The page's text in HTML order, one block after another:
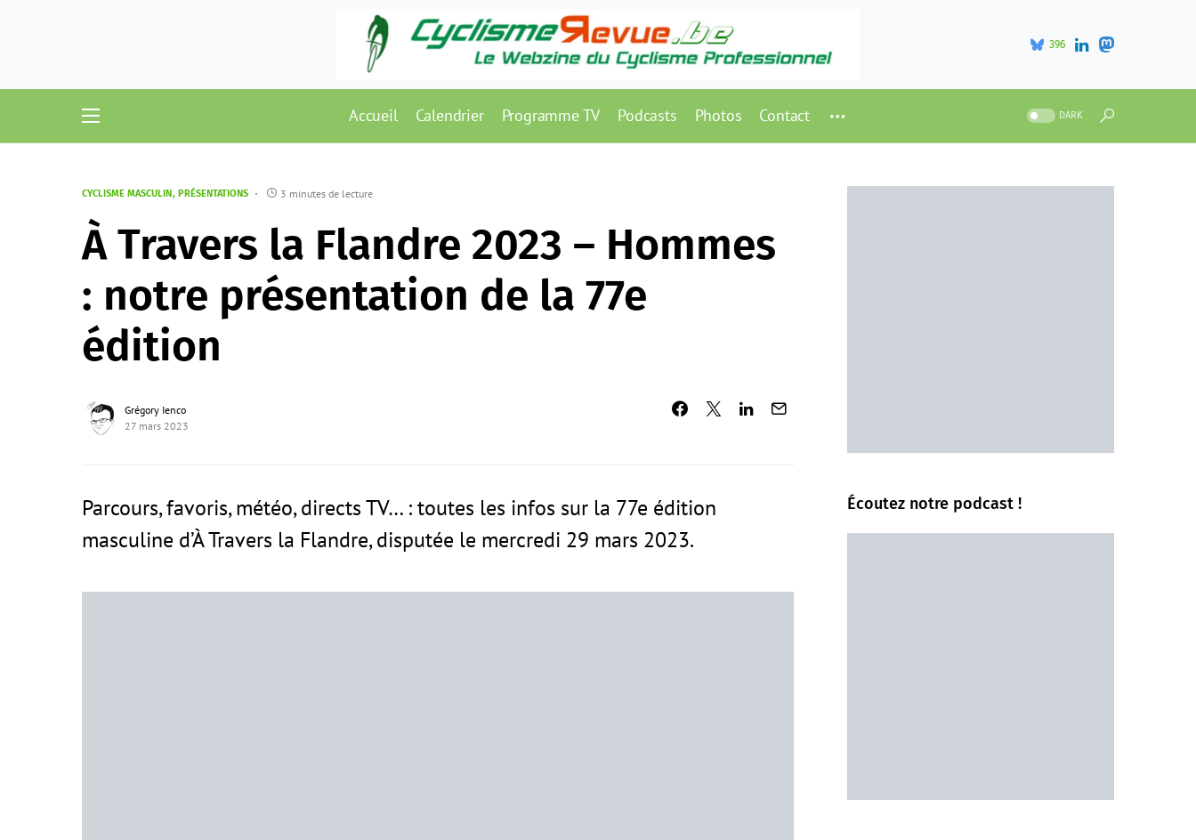
396
Accueil Calendrier Programme TV Podcasts Photos Contact DARK
CYCLISME MASCULIN PRÉSENTATIONS 3 minutes de lecture
À Travers la Flandre 2023 – Hommes
: notre présentation de la 77e
édition
Grégory Ienco
27 mars 2023
Parcours, favoris, météo, directs TV… : toutes les infos sur la 77e édition
masculine d’À Travers la Flandre, disputée le mercredi 29 mars 2023.
Écoutez notre podcast !